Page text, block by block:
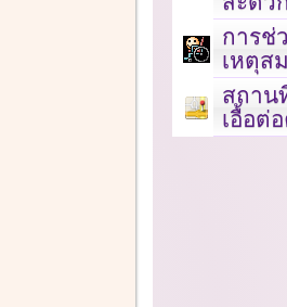
การช่
เหตุส
สถาน
เอื้อต่